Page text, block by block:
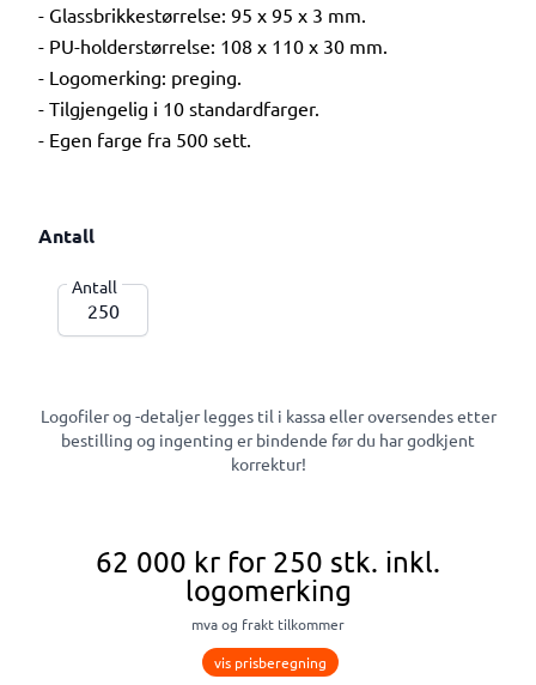
- Glassbrikkestørrelse: 95 x 95 x 3 mm.
- PU-holderstørrelse: 108 x 110 x 30 mm.
- Logomerking: preging.
- Tilgjengelig i 10 standardfarger.
- Egen farge fra 500 sett.
Antall
Antall
Logofiler og -detaljer legges til i kassa eller oversendes etter
bestilling og ingenting er bindende før du har godkjent
korrektur!
62 000 kr for 250 stk. inkl.
logomerking
mva og frakt tilkommer
vis prisberegning